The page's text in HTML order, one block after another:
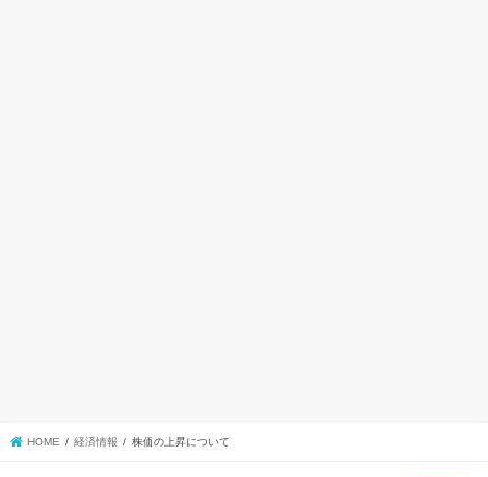
HOME 経済情報 株価の上昇について